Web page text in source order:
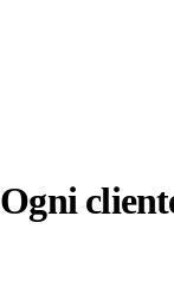
Ogni